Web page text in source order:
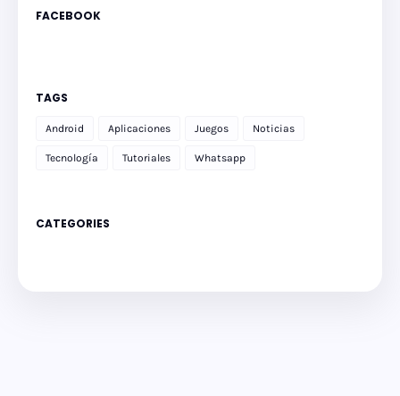
FACEBOOK
TAGS
Android Aplicaciones Juegos Noticias
Tecnología Tutoriales Whatsapp
CATEGORIES